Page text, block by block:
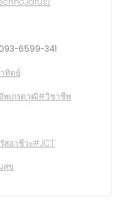
6599-341
ทิตย์
พเกรดวุฒิ#วิชาชีพ
สอาชีวะ#JCT
สุข